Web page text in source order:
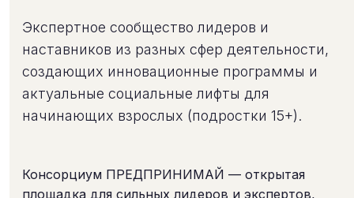
Экспертное сообщество лидеров и
наставников из разных сфер деятельности,
создающих инновационные программы и
актуальные социальные лифты для
начинающих взрослых (подростки 15+).
Консорциум ПРЕДПРИНИМАЙ — открытая
площадка для сильных лидеров и экспертов,